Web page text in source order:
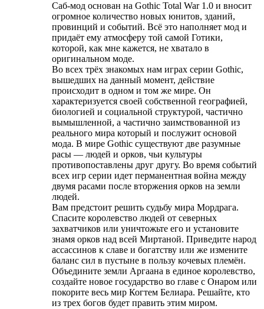
Саб-мод основан на Gothic Total War 1.0 и вносит
огромное количество новых юнитов, зданий,
провинций и событий. Всё это наполняет мод и
придаёт ему атмосферу той самой Готики,
которой, как мне кажется, не хватало в
оригинальном моде.
Во всех трёх знакомых нам играх серии Gothic,
вышедших на данный момент, действие
происходит в одном и том же мире. Он
характеризуется своей собственной географией,
биологией и социальной структурой, частично
вымышленной, а частично заимствованной из
реального мира который и послужит основой
мода. В мире Gothic существуют две разумные
расы — людей и орков, чьи культуры
противопоставлены друг другу. Во время событий
всех игр серии идет перманентная война между
двумя расами после вторжения орков на земли
людей.
Вам предстоит решить судьбу мира Мордрага.
Спасите королевство людей от северных
захватчиков или уничтожьте его и установите
знамя орков над всей Миртаной. Приведите народ
ассассинов к славе и богатству или же измените
баланс сил в пустыне в пользу кочевых племён.
Объедините земли Аргаана в единое королевство,
создайте новое государство во главе с Онаром или
покорите весь мир Когтем Белиара. Решайте, кто
из трех богов будет править этим миром.